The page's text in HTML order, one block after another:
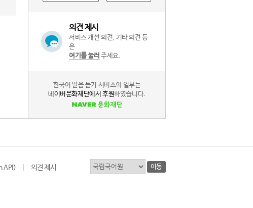
의견 제시
서비스 개선 의견, 기타 의견 등
은
여기를 눌러 주세요.
한국어 발음 듣기 서비스의 일부는
네이버문화재단에서 후원하였습니다.
API) 의견 제시 이동